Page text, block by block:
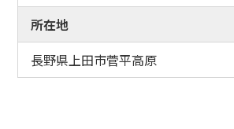
所在地
長野県上田市菅平高原